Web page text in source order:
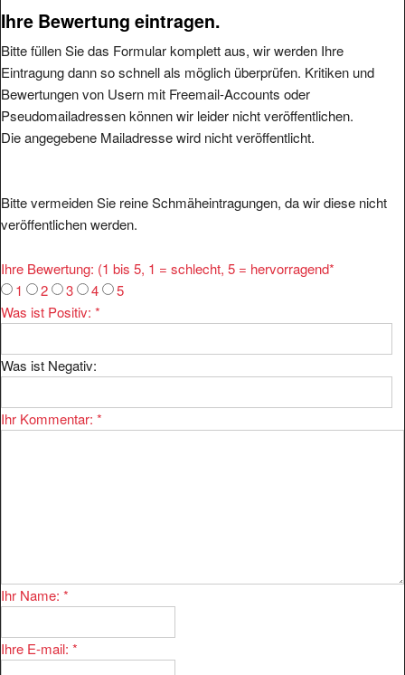
Ihre Bewertung eintragen.
Bitte füllen Sie das Formular komplett aus, wir werden Ihre
Eintragung dann so schnell als möglich überprüfen. Kritiken und
Bewertungen von Usern mit Freemail-Accounts oder
Pseudomailadressen können wir leider nicht veröffentlichen.
Die angegebene Mailadresse wird nicht veröffentlicht.
Bitte vermeiden Sie reine Schmäheintragungen, da wir diese nicht
veröffentlichen werden.
Ihre Bewertung: (1 bis 5, 1 = schlecht, 5 = hervorragend*
1
2 3 4
5
Was ist Positiv: *
Was ist Negativ:
Ihr Kommentar: *
Ihr Name: *
Ihre E-mail: *